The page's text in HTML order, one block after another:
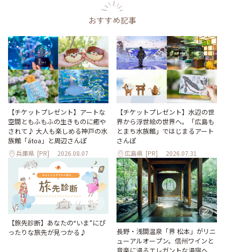
おすすめ記事
【チケットプレゼント】アートな
空間ともふもふの生きものに癒や
されて♪ 大人も楽しめる神戸の水
族館「átoa」と周辺さんぽ
兵庫県 [PR] 2026.08.07
【チケットプレゼント】水辺の世
界から浮世絵の世界へ。「広島も
とまち水族館」ではじまるアート
さんぽ
広島県 [PR] 2026.07.31
【旅先診断】あなたの“いま”にぴ
ったりな旅先が見つかる♪
長野・浅間温泉「界 松本」がリニ
ューアルオープン。信州ワインと